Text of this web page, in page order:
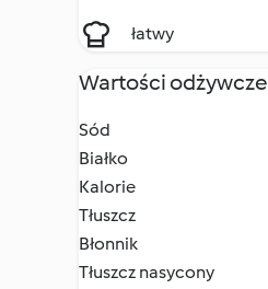
łatwy
Wartości odżywcze
Sód
Białko
Kalorie
Tłuszcz
Błonnik
Tłuszcz nasycony